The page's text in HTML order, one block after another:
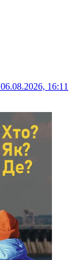
06.08.2026, 16:11